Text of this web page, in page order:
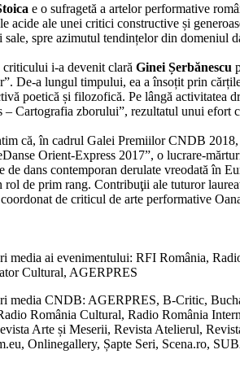
e o sufragetă a artelor performative
acide ale unei critici constructive și
sale, spre azimutul tendințelor din domeniul
criticului i-a devenit clară Ginei Șerbănescu
De-a lungul timpului, ea a însoțit prin
poetică și filozofică. Pe lângă activitatea
– Cartografia zborului”, rezultatul unui efort
că, în cadrul Galei Premiilor CNDB
Orient-Express 2017”, o lucrare-
de dans contemporan derulate vreodată în
rol de prim rang. Contribuţii ale tuturor
de criticul de arte performative
media ai evenimentului: RFI România,
Cultural, AGERPRES
media CNDB: AGERPRES, B-Critic,
România Cultural, Radio România
Arte și Meserii, Revista Atelierul,
Onlinegallery, Șapte Seri, Scena.ro,